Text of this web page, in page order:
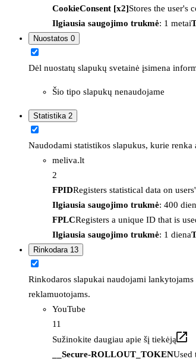
CookieConsent [x2]Stores the user's
Ilgiausia saugojimo trukmė: 1 metai
Nuostatos 0
Dėl nuostatų slapukų svetainė įsimena
Šio tipo slapukų nenaudojame
Statistika 2
Naudodami statistikos slapukus, kurie
meliva.lt
2
FPIDRegisters statistical data on
Ilgiausia saugojimo trukmė: 400
FPLCRegisters a unique ID that is
Ilgiausia saugojimo trukmė: 1 diena
Rinkodara 13
Rinkodaros slapukai naudojami
reklamuotojams.
YouTube
11
Sužinokite daugiau apie šį tiekėją
__Secure-ROLLOUT_TOKENUsed